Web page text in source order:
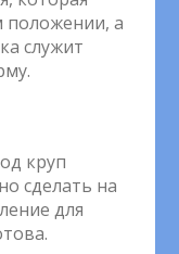
положении, а
служит
круп
сделать на
для